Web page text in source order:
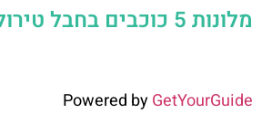
מלונות 5 כוכבים בחבל טירול
Powered byGetYourGuide